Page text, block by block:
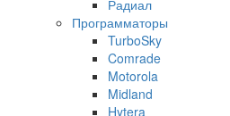
Радиал
Программаторы
TurboSky
Comrade
Motorola
Midland
Hytera